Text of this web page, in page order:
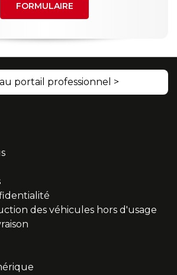
FORMULAIRE
portail professionnel >
des véhicules hors d'usage